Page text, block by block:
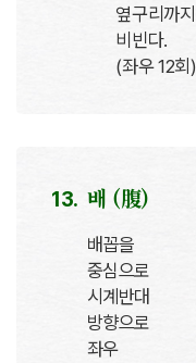
옆구리까지
비빈다.
(좌우 12회)
배 (腹)
배꼽을
중심으로
시계반대
방향으로
좌우